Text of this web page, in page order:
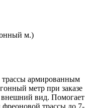
м.)
трассы армированным
метр при заказе
вид. Помогает
трассы до 7-